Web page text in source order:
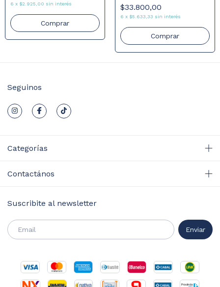
6 x $2.925,00 sin interés
Comprar
$33.800,00
6 x $5.633,33 sin interés
Comprar
Seguinos
Categorías
Contactános
Suscribite al newsletter